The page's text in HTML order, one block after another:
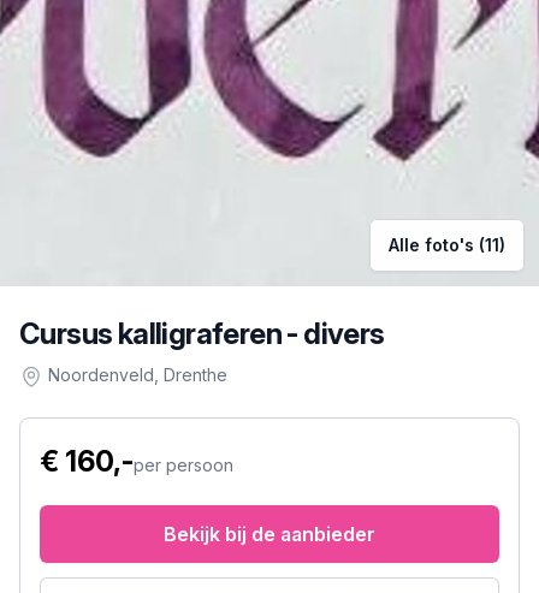
Alle foto's (11)
Cursus kalligraferen - divers
Noordenveld , Drenthe
€ 160,-per persoon
Bekijk bij de aanbieder